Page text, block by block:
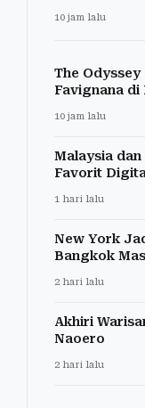
10 jam lalu
The
Favignana di
10 jam lalu
Malaysia
Favorit
1 hari lalu
New York
Bangkok
2 hari lalu
Akhiri
Naoero
2 hari lalu